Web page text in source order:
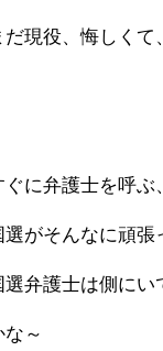
現役、悔しく
に弁護士を呼
がそんなに頑張
弁護士は側にい
～